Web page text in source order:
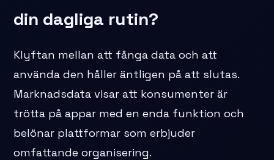
din dagliga rutin?
Klyftan mellan att fånga data och att
använda den håller äntligen på att slutas.
Marknadsdata visar att konsumenter är
trötta på appar med en enda funktion och
belönar plattformar som erbjuder
omfattande organisering.